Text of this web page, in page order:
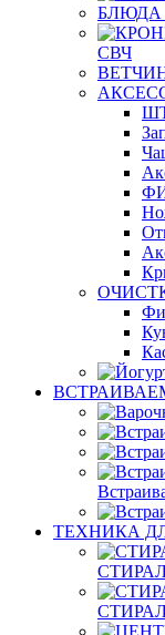
БЛЮДА
СВЧ
ТЕХНИКА